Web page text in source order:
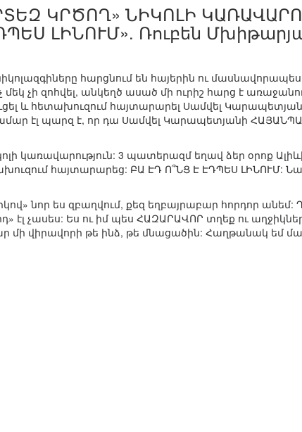
ԿՐԾՈՂ» ՆԻԿՈԼԻ
ԼԻՆՈՒՄ». Ռուբեն
հարցնում են հայերին ու
չի զոհվել, անկեղծ ասած մի ուրիշ հարց է
և հետախուզում հայտարարել Սամվել
էլ պարզ է, որ դա Սամվել Կարապետյանի
կառավարություն: 3 պատերազմ եղավ ձեր օրոք
հայտարարեց: ԲԱ ԷԴ Ո՞ՆՑ Է ԷԴՊԵՍ ԼԻՆՈՒՄ:
նոր ես զբաղվում, քեզ եղբայրաբար հորդոր անեմ:
էլ չասես: Ես ու իմ պես ՀԱԶԱՐԱՎՈՐ տղեք ու
մի վիրավորի թե ինձ, թե մնացածին: Հաղթանակ եմ